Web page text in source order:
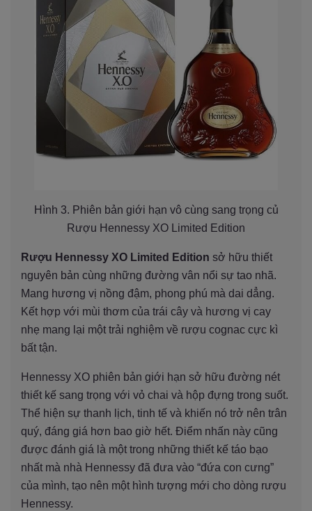
Hình 3. Phiên bản giới hạn vô cùng sang trọng củ
Rượu Hennessy XO Limited Edition
Rượu Hennessy XO Limited Edition sở hữu thiết
nguyên bản cùng những đường vân nổi sự tao nhã.
Mang hương vị nồng đậm, phong phú mà dai dẳng.
Kết hợp với mùi thơm của trái cây và hương vị cay
nhẹ mang lại một trải nghiệm về rượu cognac cực kì
bất tận.
Hennessy XO phiên bản giới hạn sở hữu đường nét
thiết kế sang trọng với vỏ chai và hộp đựng trong suốt.
Thể hiện sự thanh lịch, tinh tế và khiến nó trở nên trân
quý, đáng giá hơn bao giờ hết. Điểm nhấn này cũng
được đánh giá là một trong những thiết kế táo bạo
nhất mà nhà Hennessy đã đưa vào “đứa con cưng”
của mình, tạo nên một hình tượng mới cho dòng rượu
Hennessy.